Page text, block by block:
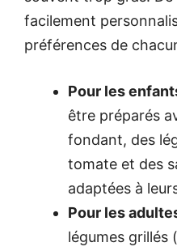
facilement
préférences de
Pour les
être préparés
fondant, des
tomate et des
adaptées à
Pour les
légumes grillés